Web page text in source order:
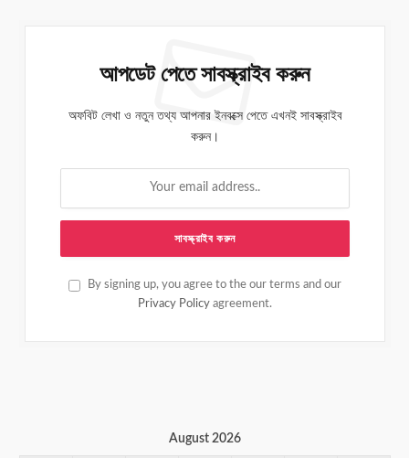
আপডেট পেতে সাবস্ক্রাইব করুন
অফবিট লেখা ও নতুন তথ্য আপনার ইনবক্সে পেতে এখনই সাবস্ক্রাইব
করুন।
By signing up, you agree to the our terms and our
Privacy Policy agreement.
August 2026